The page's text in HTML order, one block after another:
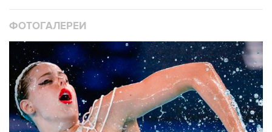
ФОТОГАЛЕРЕИ